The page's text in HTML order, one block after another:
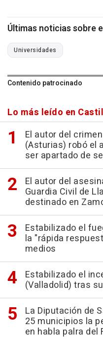
Últimas noticias sobre
Universidades
Contenido patrocinado
Lo más leído en
El autor del
(Asturias) robó el
ser apartado de
El autor del
Guardia Civil de
destinado en
Estabilizado el
la "rápida
medios
Estabilizado el
(Valladolid) tras
La Diputación de
25 municipios la
en habla palra del